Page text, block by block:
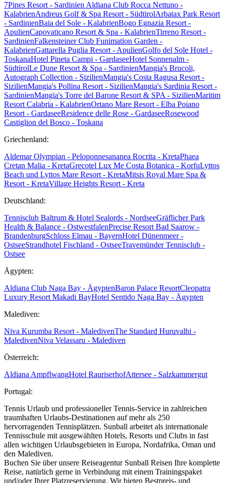
7Pines Resort - Sardinien Aldiana Club Rocca Nettuno -
KalabrienAndreus Golf & Spa Resort - SüdtirolArbatax Park Resort
- SardinienBaia del Sole - KalabrienBogo Egnazia Resort -
ApulienCapovaticano Resort & Spa - KalabrienTirreno Resort -
SardinienFalkensteiner Club Funimation Garden -
KalabrienGattarella Puglia Resort - ApulienGolfo del Sole Hotel -
ToskanaHotel Pineta Campi - GardaseeHotel Sonnenalm -
SüdtirolLe Dune Resort & Spa - SardinienMangia's Brucoli,
Autograph Collection - SizilienMangia's Costa Ragusa Resort -
SizilienMangia's Pollina Resort - SizilienMangia's Sardinia Resort -
SardinienMangia's Torre del Barone Resort & SPA - SizilienMaritim
Resort Calabria - KalabrienOrtano Mare Resort - Elba Poiano
Resort - GardaseeResidence delle Rose - GardaseeRosewood
Castiglion del Bosco - Toskana
Griechenland:
Aldemar Olympian - Peloponnesananea Rocrita - KretaPhaea
Cretan Malia - KretaGrecotel Lux Me Costa Botanica - KorfuLyttos
Beach und Lyttos Mare Resort - KretaMitsis Royal Mare Spa &
Resort - KretaVillage Heights Resort - Kreta
Deutschland:
Tennisclub Baltrum & Hotel Sealords - NordseeGräflicher Park
Health & Balance - OstwestfalenPrecise Resort Bad Saarow -
BrandenburgSchloss Elmau - BayernHotel Dünenmeer -
OstseeStrandhotel Fischland - OstseeTravemünder Tennisclub -
Ostsee
Ägypten:
Aldiana Club Naga Bay - ÄgyptenBaron Palace ResortCleopatra
Luxury Resort Makadi BayHotel Sentido Naga Bay - Ägypten
Malediven:
Niva Kurumba Resort - MaledivenThe Standard Huruvalhi -
MaledivenNiva Velassaru - Malediven
Österreich:
Aldiana AmpflwangHotel RauriserhofAttersee - Salzkammergut
Portugal:
Tennis Urlaub und professioneller Tennis-Service in zahlreichen
traumhaften Urlaubs-Destinationen auf mehr als 250
hervorragenden Tennisplätzen. Sunball arbeitet als internationale
Tennisschule mit ausgewählten Hotels, Resorts und Clubs in fast
allen wichtigen Urlaubsgebieten in Europa, Nordafrika, Oman und
den Malediven.
Buchen Sie über unsere Reiseagentur Sunball Reisen Ihre komplette
Reise, natürlich gerne in Verbindung mit einem Trainingspaket
und/oder Ihrer Platzreservierung. Wir bieten Bestpreis- und